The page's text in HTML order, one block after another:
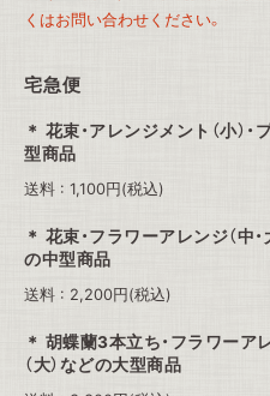
くはお問い合わせください。
宅急便
花束・アレンジメント（小）
型商品
送料 : 1,100円(税込)
花束・フラワーアレンジ（中・
の中型商品
送料 : 2,200円(税込)
胡蝶蘭3本立ち・フラワーア
（大）などの大型商品